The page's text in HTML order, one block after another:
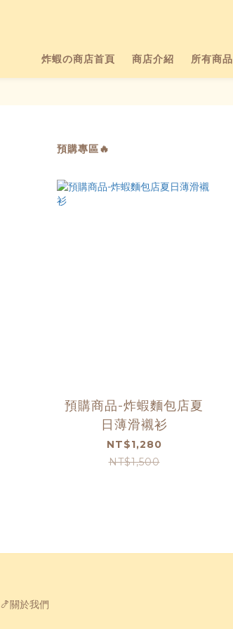
炸蝦の商店首頁 商店介紹 所有商品
預購專區🔥
預購商品-炸蝦麵包店夏
日薄滑襯衫
NT$1,280
NT$1,500
🍤關於我們